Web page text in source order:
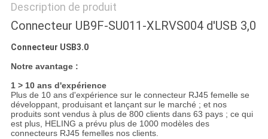
LA
VIE
PRIVÉE
Description de produit
Connecteur UB9F-SU011-XLRVS004 d'USB 3,0
Connecteur USB3.0
Notre avantage :
1 > 10 ans d'expérience
Plus de 10 ans d'expérience sur le connecteur RJ45 femelle se
développant, produisant et lançant sur le marché ; et nos
produits sont vendus à plus de 800 clients dans 63 pays ; ce qui
est plus, HELING a prévu plus de 1000 modèles des
connecteurs RJ45 femelles nos clients.